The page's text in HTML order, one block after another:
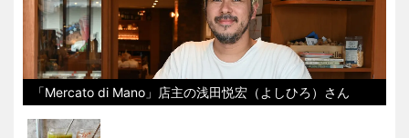
「Mercato di Mano」店主の浅田悦宏（よしひろ）さん